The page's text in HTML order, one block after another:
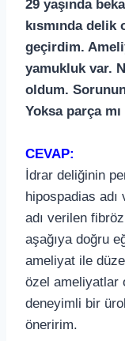
29 yaşında
kısmında
geçirdim.
yamukluk var.
oldum.
Yoksa parça
CEVAP:
İdrar deliğinin
hipospadias
adı verilen
aşağıya doğru
ameliyat ile
özel ameliyatlar
deneyimli bir
öneririm.